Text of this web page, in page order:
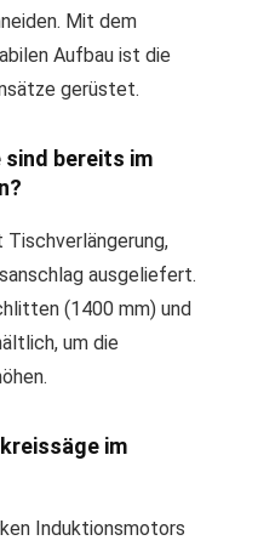
Mit dem
Aufbau ist die
gerüstet.
sind bereits im
ausgeliefert.
(1400 mm) und
um die
im
Induktionsmotors